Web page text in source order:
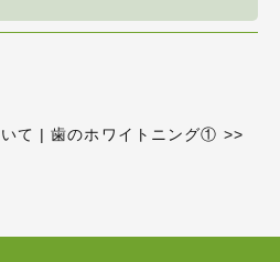
て |歯のホワイトニング① >>